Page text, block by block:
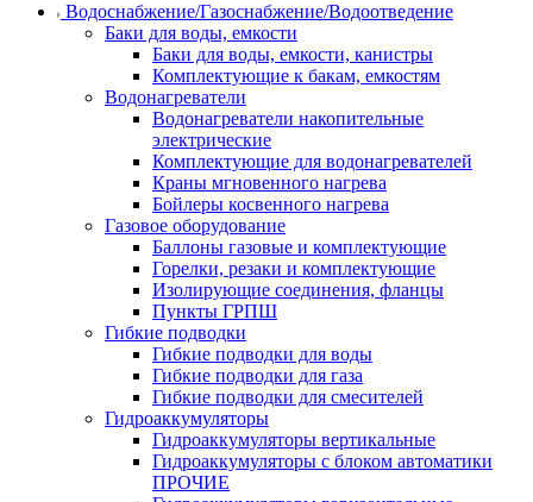
Водоснабжение/Газоснабжение/Водоотведение
Баки для воды, емкости
Баки для воды, емкости, канистры
Комплектующие к бакам, емкостям
Водонагреватели
Водонагреватели накопительные
электрические
Комплектующие для водонагревателей
Краны мгновенного нагрева
Бойлеры косвенного нагрева
Газовое оборудование
Баллоны газовые и комплектующие
Горелки, резаки и комплектующие
Изолирующие соединения, фланцы
Пункты ГРПШ
Гибкие подводки
Гибкие подводки для воды
Гибкие подводки для газа
Гибкие подводки для смесителей
Гидроаккумуляторы
Гидроаккумуляторы вертикальные
Гидроаккумуляторы с блоком автоматики
ПРОЧИЕ